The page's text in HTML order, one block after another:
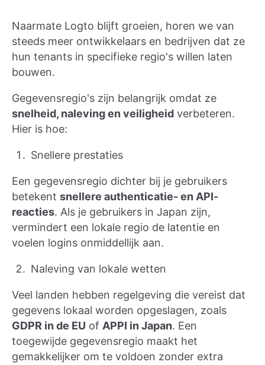
Naarmate Logto blijft groeien, horen we van
steeds meer ontwikkelaars en bedrijven dat ze
hun tenants in specifieke regio's willen laten
bouwen.
Gegevensregio's zijn belangrijk omdat ze
snelheid, naleving en veiligheid verbeteren.
Hier is hoe:
Snellere prestaties
Een gegevensregio dichter bij je gebruikers
betekent snellere authenticatie- en API-
reacties. Als je gebruikers in Japan zijn,
vermindert een lokale regio de latentie en
voelen logins onmiddellijk aan.
Naleving van lokale wetten
Veel landen hebben regelgeving die vereist dat
gegevens lokaal worden opgeslagen, zoals
GDPR in de EU of APPI in Japan. Een
toegewijde gegevensregio maakt het
gemakkelijker om te voldoen zonder extra